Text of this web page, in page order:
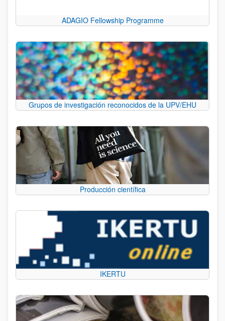
ADAGIO Fellowship Programme
Grupos de investigación reconocidos de la UPV/EHU
Producción científica
IKERTU